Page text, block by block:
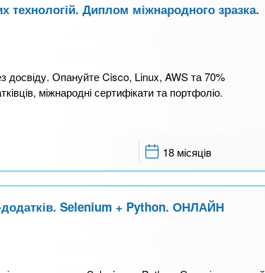
технологій. Диплом міжнародного зразка.
досвіду. Опануйте Cisco, Linux, AWS та 70%
міжнародні сертифікати та портфоліо.
18 місяців
додатків. Selenium + Python. ОНЛАЙН